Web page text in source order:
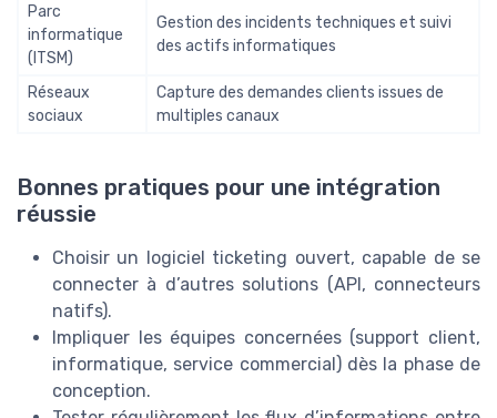
Parc
informatique
(ITSM)
Gestion des incidents techniques et suivi
des actifs informatiques
Réseaux
sociaux
Capture des demandes clients issues de
multiples canaux
Bonnes pratiques pour une intégration
réussie
Choisir un logiciel ticketing ouvert, capable de se
connecter à d’autres solutions (API, connecteurs
natifs).
Impliquer les équipes concernées (support client,
informatique, service commercial) dès la phase de
conception.